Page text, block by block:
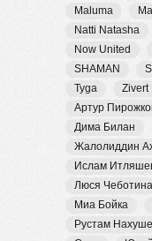
Maluma
Natti Natasha
Now United
SHAMAN
Tyga
Zivert
Артур
Дима Билан
Жалолиддин
Ислам
Люся Чеботина
Миа Бойка
Рустам